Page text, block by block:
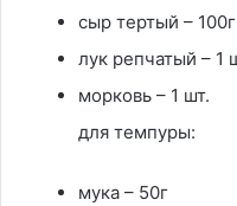
сыр тертый – 100г
лук репчатый – 1
морковь – 1 шт.
для темпуры:
мука – 50г